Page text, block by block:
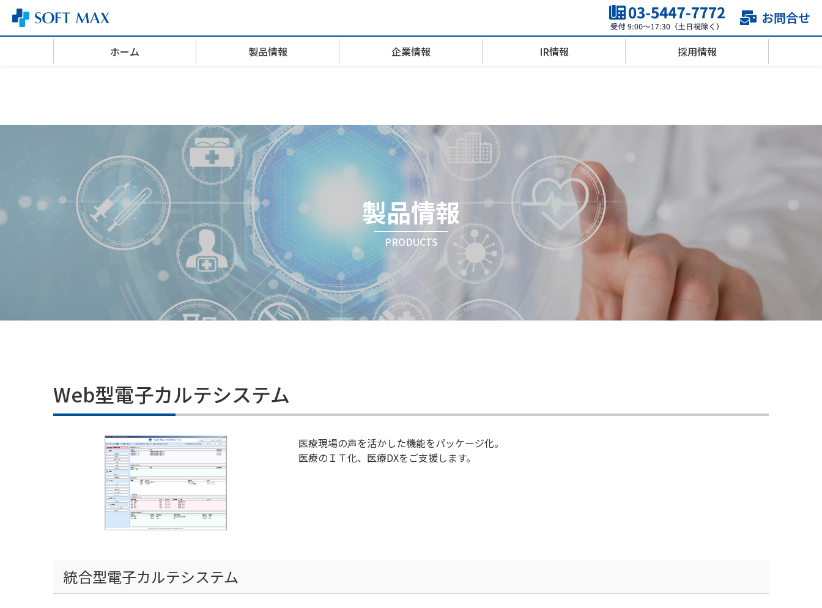
ホーム 製品情報
看護勤務管理システム
企業情報
内部統制システム構築の基本方針
IR情報
IRポリシー
免責事項
採用情報
製品情報
PRODUCTS
Web型電子カルテシステム
医療現場の声を活かした機能をパッケージ化。
医療のＩＴ化、医療DXをご支援します。
統合型電子カルテシステム